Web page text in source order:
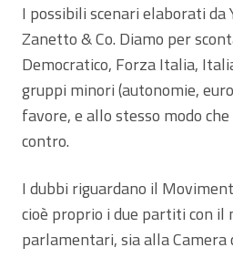
I possibili scenari elaborati da
Zanetto & Co. Diamo per
Democratico, Forza Italia,
gruppi minori (autonomie,
favore, e allo stesso modo
contro.
I dubbi riguardano il
cioè proprio i due partiti con il
parlamentari, sia alla Camera